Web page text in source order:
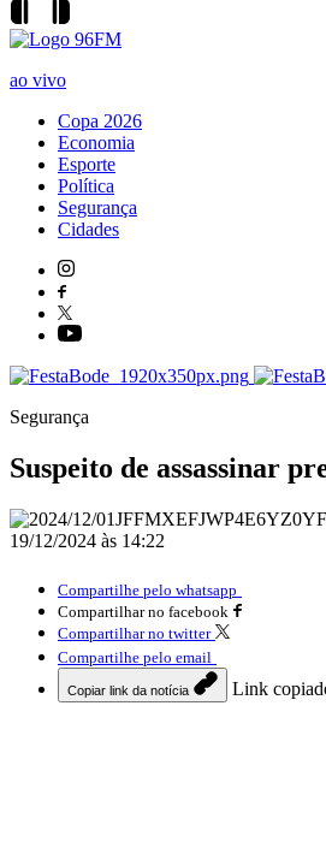
ao vivo
Copa 2026
Economia
Esporte
Política
Segurança
Cidades
Segurança
Suspeito de assassinar
19/12/2024 às 14:22
Compartilhe pelo whatsapp
Compartilhar no facebook
Compartilhar no twitter
Compartilhe pelo email
Copiar link da notícia Link